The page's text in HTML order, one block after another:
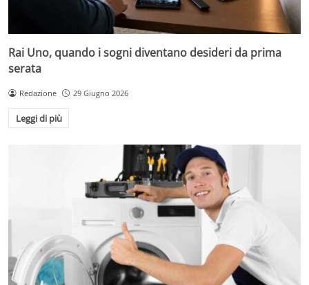
Rai Uno, quando i sogni diventano desideri da prima
serata
Redazione 29 Giugno 2026
Leggi di più